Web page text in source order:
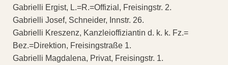
Gabrielli Ergist, L.=R.=Offizial, Freisingstr. 2.
Gabrielli Josef, Schneider, Innstr. 26.
Gabrielli Kreszenz, Kanzleioffiziantin d. k. k. Fz.=
Bez.=Direktion, Freisingstraße 1.
Gabrielli Magdalena, Privat, Freisingstr. 1.